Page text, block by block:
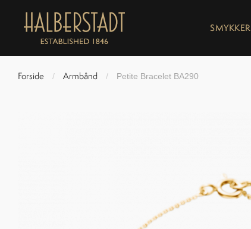
SMYKKER
Forside / Armbånd / Petite Bracelet BA290